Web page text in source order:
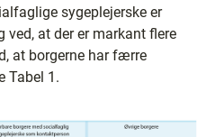
sygeplejerske er
ved, at der er markant flere
at borgerne har færre
Tabel 1.